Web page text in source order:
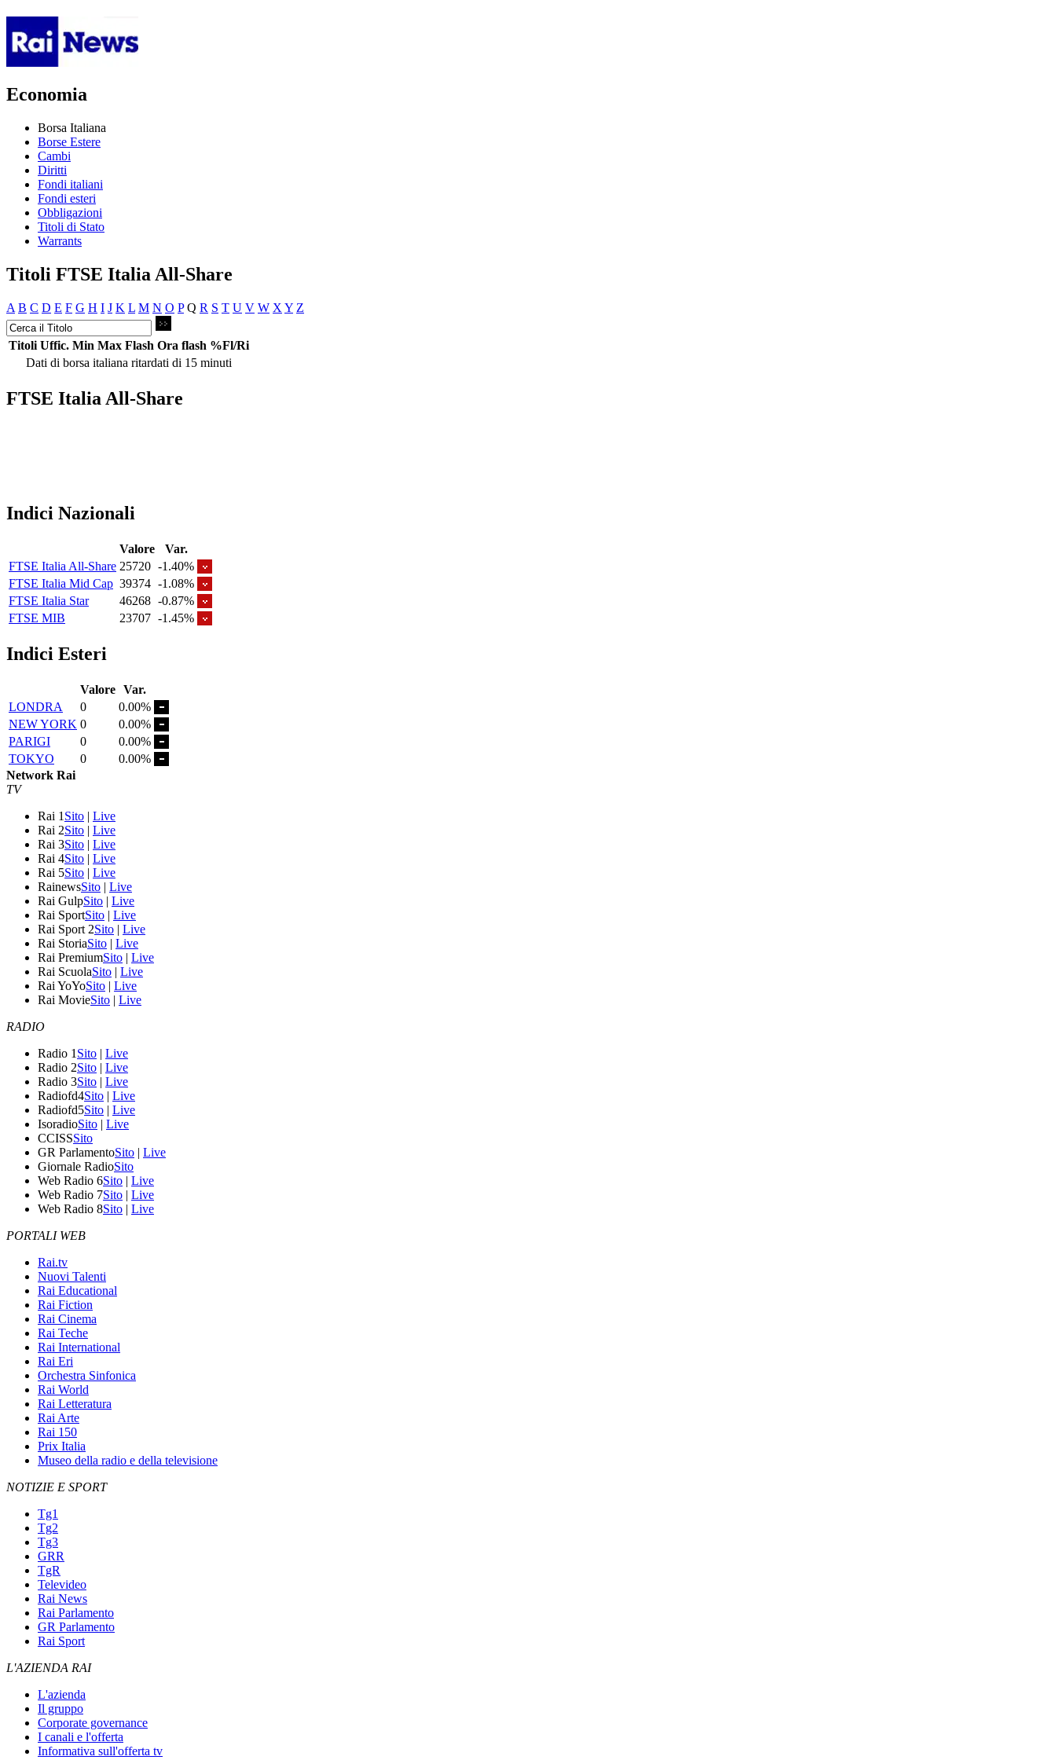
Economia
Borsa Italiana
Borse Estere
Cambi
Diritti
Fondi italiani
Fondi esteri
Obbligazioni
Titoli di Stato
Warrants
Titoli FTSE Italia All-Share
A B C D E F G H I J K L M N O P Q R S T U V W X Y Z
Titoli Uffic. Min Max Flash Ora flash %Fl/Ri
Dati di borsa italiana ritardati di 15 minuti
FTSE Italia All-Share
Indici Nazionali
Valore
Var.
FTSE Italia All-Share 25720 -1.40%
FTSE Italia Mid Cap 39374 -1.08%
FTSE Italia Star
46268 -0.87%
FTSE MIB
23707 -1.45%
Indici Esteri
Valore Var.
LONDRA
0
0.00%
NEW YORK 0
0.00%
PARIGI
0
0.00%
TOKYO
0
0.00%
Network Rai
TV
Rai 1 Sito | Live
Rai 2Sito | Live
Rai 3Sito | Live
Rai 4Sito | Live
Rai 5Sito | Live
RainewsSito | Live
Rai GulpSito | Live
Rai SportSito | Live
Rai Sport 2Sito | Live
Rai StoriaSito | Live
Rai PremiumSito | Live
Rai ScuolaSito | Live
Rai YoYoSito | Live
Rai MovieSito | Live
RADIO
Radio 1 Sito | Live
Radio 2Sito | Live
Radio 3Sito | Live
Radiofd4Sito | Live
Radiofd5Sito | Live
IsoradioSito | Live
CCISSSito
GR ParlamentoSito | Live
Giornale RadioSito
Web Radio 6Sito | Live
Web Radio 7Sito | Live
Web Radio 8Sito | Live
PORTALI WEB
Rai.tv
Nuovi Talenti
Rai Educational
Rai Fiction
Rai Cinema
Rai Teche
Rai International
Rai Eri
Orchestra Sinfonica
Rai World
Rai Letteratura
Rai Arte
Rai 150
Prix Italia
Museo della radio e della televisione
NOTIZIE E SPORT
Tg1
Tg2
Tg3
GRR
TgR
Televideo
Rai News
Rai Parlamento
GR Parlamento
Rai Sport
L'AZIENDA RAI
L'azienda
Il gruppo
Corporate governance
I canali e l'offerta
Informativa sull'offerta tv